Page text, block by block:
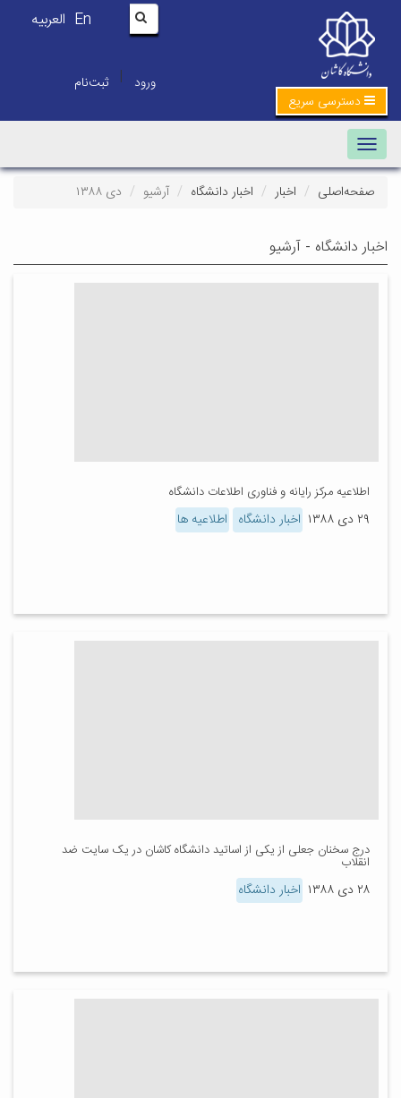
En العربیه
ورود | ثبت‌نام
دسترسی سریع
Toggle navigation
صفحه‌اصلی اخبار اخبار دانشگاه آرشیو دی ۱۳۸۸
اخبار دانشگاه - آرشیو
اطلاعیه مرکز رایانه و فناوری اطلاعات دانشگاه
۲۹ دی ۱۳۸۸ اخبار دانشگاه اطلاعیه ها
درج سخنان جعلی از یکی از اساتید دانشگاه کاشان در یک سایت ضد
انقلاب
۲۸ دی ۱۳۸۸ اخبار دانشگاه